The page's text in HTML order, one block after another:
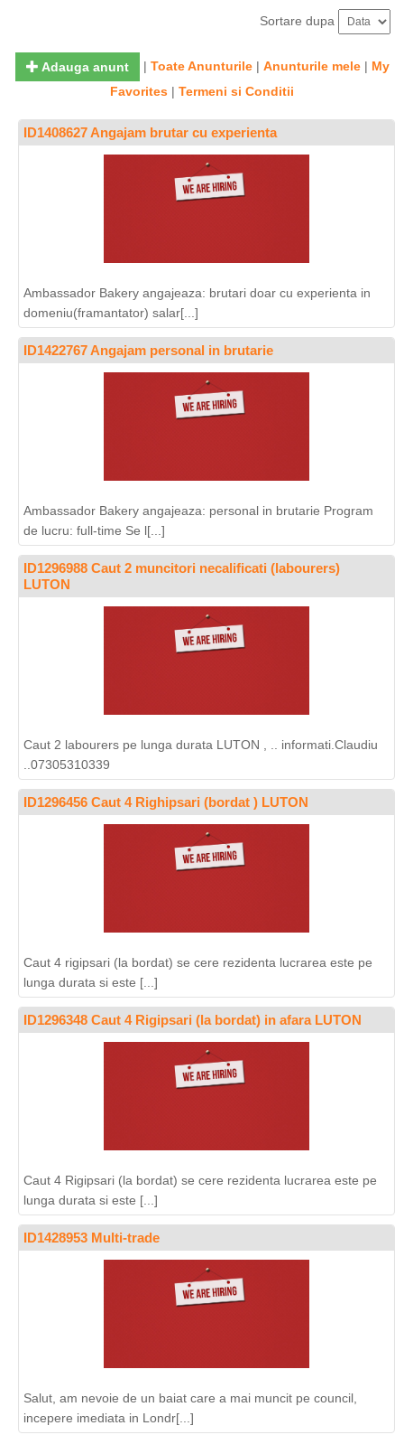
Sortare dupa
Adauga anunt | Toate Anunturile| Anunturile mele| My
Favorites | Termeni si Conditii
ID1408627 Angajam brutar cu experienta
Ambassador Bakery angajeaza: brutari doar cu experienta in
domeniu(framantator) salar[...]
ID1422767 Angajam personal in brutarie
Ambassador Bakery angajeaza: personal in brutarie Program
de lucru: full-time Se l[...]
ID1296988 Caut 2 muncitori necalificati (labourers)
LUTON
Caut 2 labourers pe lunga durata LUTON , .. informati.Claudiu
..07305310339
ID1296456 Caut 4 Righipsari (bordat ) LUTON
Caut 4 rigipsari (la bordat) se cere rezidenta lucrarea este pe
lunga durata si este [...]
ID1296348 Caut 4 Rigipsari (la bordat) in afara LUTON
Caut 4 Rigipsari (la bordat) se cere rezidenta lucrarea este pe
lunga durata si este [...]
ID1428953 Multi-trade
Salut, am nevoie de un baiat care a mai muncit pe council,
incepere imediata in Londr[...]